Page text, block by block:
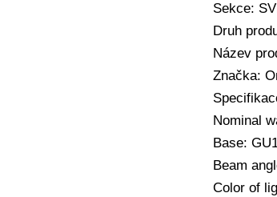
Sekce:
Druh
Název
Značka:
Nominal
Base:
Beam
Color of